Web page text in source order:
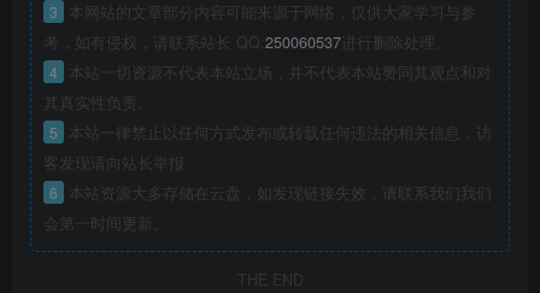
3
本网站的文章部分内容可能来源于网络，仅供大家学习与参
考，如有侵权，请联系站长 QQ:250060537进行删除处理。
4
本站一切资源不代表本站立场，并不代表本站赞同其观点和对
其真实性负责。
5
本站一律禁止以任何方式发布或转载任何违法的相关信息，访
客发现请向站长举报
6
本站资源大多存储在云盘，如发现链接失效，请联系我们我们
会第一时间更新。
THE END